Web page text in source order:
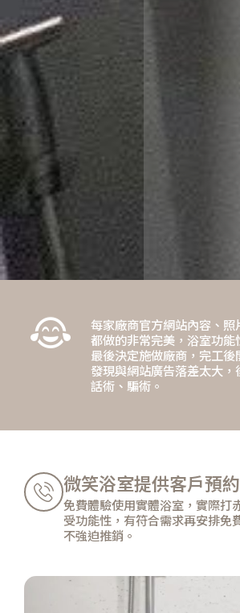
每家廠商官方網站內容、照
都做的非常完美，浴室功能
最後決定施做廠商，完工
發現與網站廣告落差太大
話術、騙術。
微笑浴室提供客戶預約
免費體驗使用實體浴室，實際打
受功能性，有符合需求再安排免
不強迫推銷。